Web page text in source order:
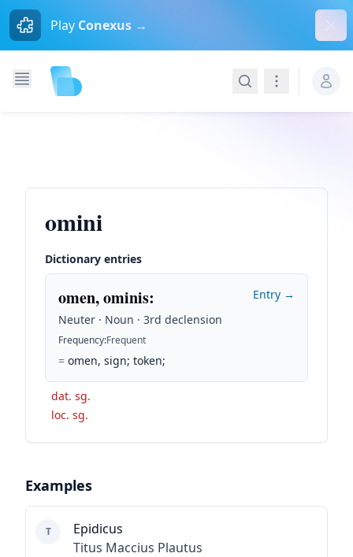
Play Conexus →
SearchNavigation
omini
Dictionary entries
omen, ominis:
Neuter · Noun · 3rd declension
Frequency:Frequent
= omen, sign; token;
Entry →
dat. sg.
loc. sg.
Examples
T
Epidicus
Titus Maccius Plautus